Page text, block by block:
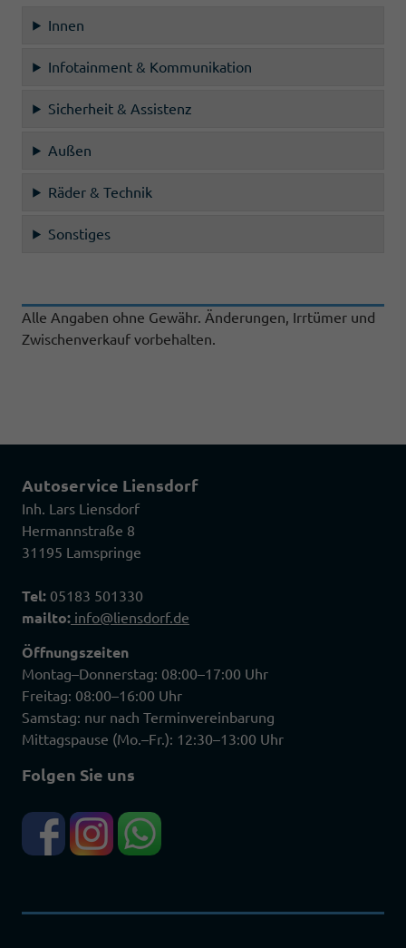
Innen
Infotainment & Kommunikation
Sicherheit & Assistenz
Außen
Räder & Technik
Sonstiges
Alle Angaben ohne Gewähr. Änderungen, Irrtümer und
Zwischenverkauf vorbehalten.
Autoservice Liensdorf
Inh. Lars Liensdorf
Hermannstraße 8
31195 Lamspringe
Tel: 05183 501330
mailto: info@liensdorf.de
Öffnungszeiten
Montag–Donnerstag: 08:00–17:00 Uhr
Freitag: 08:00–16:00 Uhr
Samstag: nur nach Terminvereinbarung
Mittagspause (Mo.–Fr.): 12:30–13:00 Uhr
Folgen Sie uns